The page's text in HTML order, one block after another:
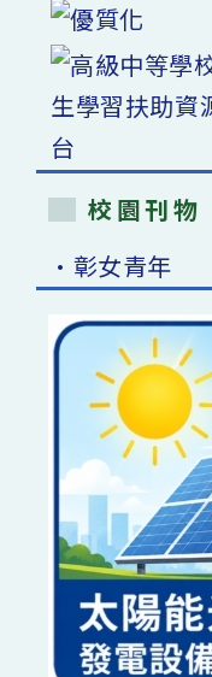
校園刊物
•彰女青年